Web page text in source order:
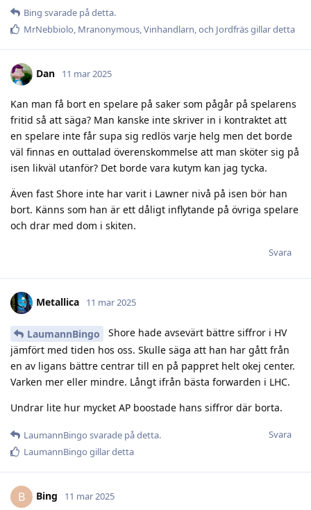
Bing svarade på detta.
MrNebbiolo, Mranonymous,Vinhandlarn, och Jordfräsgillar detta
Dan 11 mar 2025
Kan man få bort en spelare på saker som pågår på spelarens
fritid så att säga? Man kanske inte skriver in i kontraktet att
en spelare inte får supa sig redlös varje helg men det borde
väl finnas en outtalad överenskommelse att man sköter sig på
isen likväl utanför? Det borde vara kutym kan jag tycka.
Även fast Shore inte har varit i Lawner nivå på isen bör han
bort. Känns som han är ett dåligt inflytande på övriga spelare
och drar med dom i skiten.
Svara
Metallica 11 mar 2025
LaumannBingo
Shore hade avsevärt bättre siffror i HV
jämfört med tiden hos oss. Skulle säga att han har gått från
en av ligans bättre centrar till en på pappret helt okej center.
Varken mer eller mindre. Långt ifrån bästa forwarden i LHC.
Undrar lite hur mycket AP boostade hans siffror där borta.
Svara
LaumannBingo svarade på detta.
LaumannBingo gillar detta
B Bing 11 mar 2025